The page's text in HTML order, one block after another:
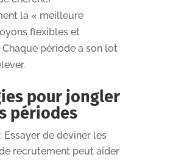
la « meilleure
flexibles et
période a son lot
pour jongler
périodes
Essayer de deviner les
recrutement peut aider